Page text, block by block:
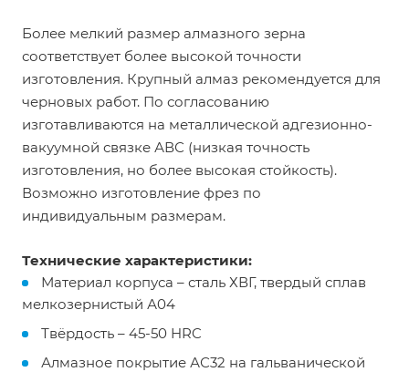
Более мелкий размер алмазного зерна
соответствует более высокой точности
изготовления. Крупный алмаз рекомендуется для
черновых работ. По согласованию
изготавливаются на металлической адгезионно-
вакуумной связке АВС (низкая точность
изготовления, но более высокая стойкость).
Возможно изготовление фрез по
индивидуальным размерам.
Технические характеристики:
Материал корпуса – сталь ХВГ, твердый сплав
мелкозернистый А04
Твёрдость – 45-50 HRC
Алмазное покрытие АС32 на гальванической